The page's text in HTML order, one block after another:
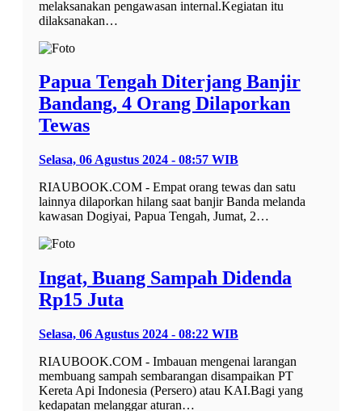
melaksanakan pengawasan internal.Kegiatan itu
dilaksanakan…
Papua Tengah Diterjang Banjir
Bandang, 4 Orang Dilaporkan
Tewas
Selasa, 06 Agustus 2024 - 08:57 WIB
RIAUBOOK.COM - Empat orang tewas dan satu
lainnya dilaporkan hilang saat banjir Banda melanda
kawasan Dogiyai, Papua Tengah, Jumat, 2…
Ingat, Buang Sampah Didenda
Rp15 Juta
Selasa, 06 Agustus 2024 - 08:22 WIB
RIAUBOOK.COM - Imbauan mengenai larangan
membuang sampah sembarangan disampaikan PT
Kereta Api Indonesia (Persero) atau KAI.Bagi yang
kedapatan melanggar aturan…